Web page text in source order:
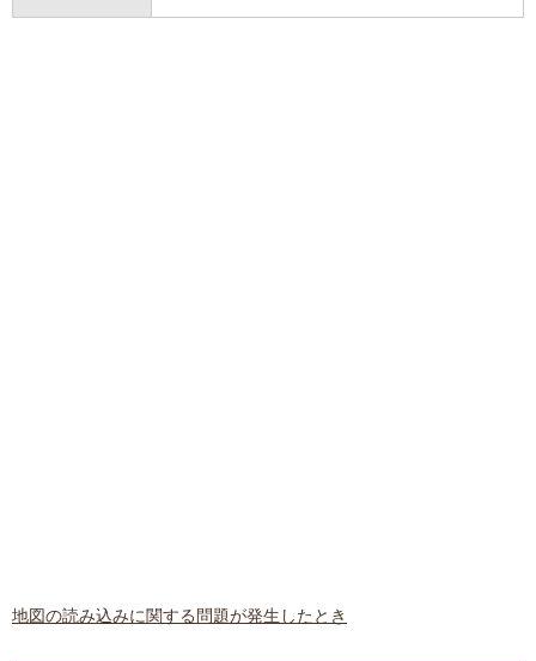
地図の読み込みに関する問題が発生したとき